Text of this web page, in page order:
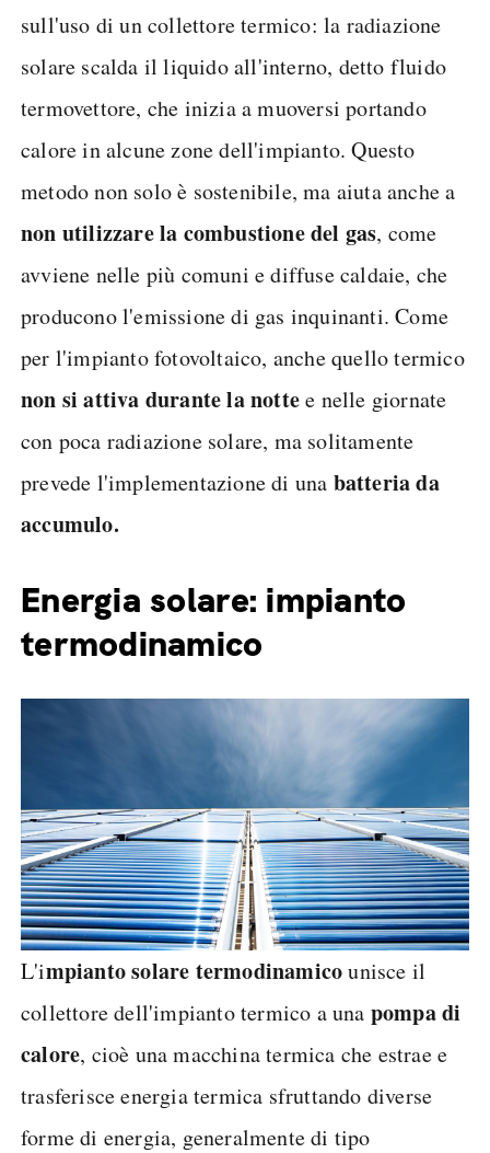
sull'uso di un collettore termico: la radiazione
solare scalda il liquido all'interno, detto fluido
termovettore, che inizia a muoversi portando
calore in alcune zone dell'impianto. Questo
metodo non solo è sostenibile, ma aiuta anche a
non utilizzare la combustione del gas, come
avviene nelle più comuni e diffuse caldaie, che
producono l'emissione di gas inquinanti. Come
per l'impianto fotovoltaico, anche quello termico
non si attiva durante la nottee nelle giornate
con poca radiazione solare, ma solitamente
prevede l'implementazione di una batteria da
accumulo.
Energia solare: impianto
termodinamico
L'impianto solare termodinamicounisce il
collettore dell'impianto termico a una pompa di
calore, cioè una macchina termica che estrae e
trasferisce energia termica sfruttando diverse
forme di energia, generalmente di tipo